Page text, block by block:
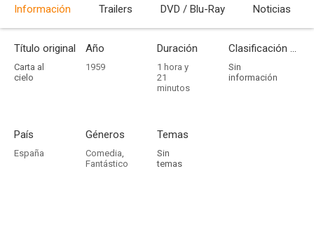
Estrenada
Información Trailers DVD / Blu-Ray Noticias
Título original
Carta al
cielo
Año
1959
Duración
1 hora y
21
minutos
Clasificación por edades
Sin
información
País
España
Géneros
Comedia,
Fantástico
Temas
Sin
temas